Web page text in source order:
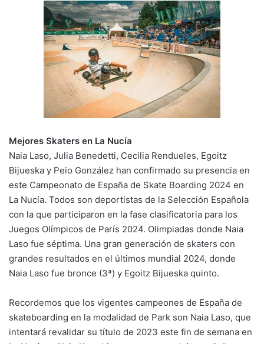
Mejores Skaters en La Nucía
Naia Laso, Julia Benedetti, Cecilia Rendueles, Egoitz
Bijueska y Peio González han confirmado su presencia en
este Campeonato de España de Skate Boarding 2024 en
La Nucía. Todos son deportistas de la Selección Española
con la que participaron en la fase clasificatoria para los
Juegos Olímpicos de París 2024. Olimpiadas donde Naia
Laso fue séptima. Una gran generación de skaters con
grandes resultados en el últimos mundial 2024, donde
Naia Laso fue bronce (3ª) y Egoitz Bijueska quinto.
Recordemos que los vigentes campeones de España de
skateboarding en la modalidad de Park son Naia Laso, que
intentará revalidar su título de 2023 este fin de semana en